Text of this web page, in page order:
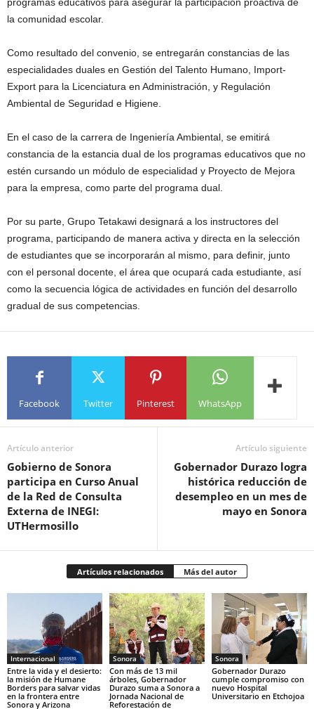
la comunidad escolar.
Como resultado del convenio, se entregarán constancias de las
especialidades duales en Gestión del Talento Humano, Import-
Export para la Licenciatura en Administración, y Regulación
Ambiental de Seguridad e Higiene.
En el caso de la carrera de Ingeniería Ambiental, se emitirá
constancia de la estancia dual de los programas educativos que no
estén cursando un módulo de especialidad y Proyecto de Mejora
para la empresa, como parte del programa dual.
Por su parte, Grupo Tetakawi designará a los instructores del
programa, participando de manera activa y directa en la selección
de estudiantes que se incorporarán al mismo, para definir, junto
con el personal docente, el área que ocupará cada estudiante, así
como la secuencia lógica de actividades en función del desarrollo
gradual de sus competencias.
Facebook Twitter Pinterest WhatsApp
Artículo anterior
Gobierno de Sonora
participa en Curso Anual
de la Red de Consulta
Externa de INEGI:
UTHermosillo
Artículo siguiente
Gobernador Durazo logra
histórica reducción de
desempleo en un mes de
mayo en Sonora
Artículos relacionados Más del autor
Internacional
Entre la vida y el desierto:
la misión de Humane
Borders para salvar vidas
en la frontera entre
Sonora y Arizona
Sonora
Con más de 13 mil
árboles, Gobernador
Durazo suma a Sonora a
Jornada Nacional de
Reforestación de
Sonora
Gobernador Durazo
cumple compromiso con
nuevo Hospital
Universitario en Etchojoa